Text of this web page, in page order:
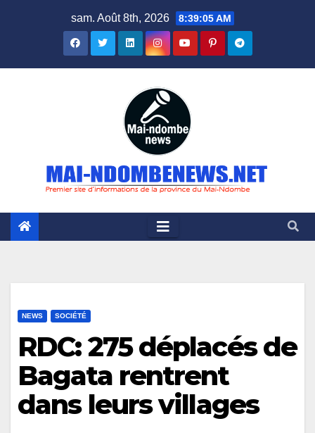
sam. Août 8th, 2026 8:39:06 AM
NEWS SOCIÉTÉ
RDC: 275 déplacés de
Bagata rentrent
dans leurs villages